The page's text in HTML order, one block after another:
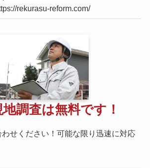
rekurasu-reform.com/
調査は無料です！
せください！可能な限り迅速に対応